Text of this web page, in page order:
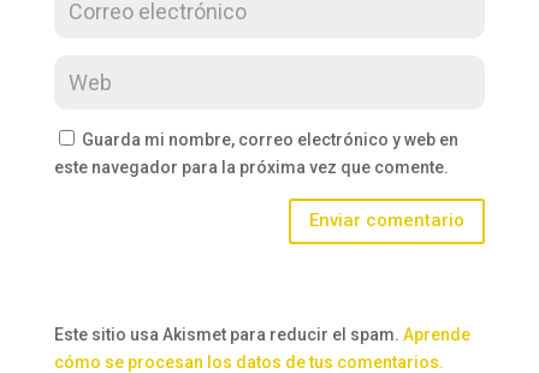
Guarda mi nombre, correo electrónico y web en
este navegador para la próxima vez que comente.
Enviar comentario
Este sitio usa Akismet para reducir el spam. Aprende
cómo se procesan los datos de tus comentarios.